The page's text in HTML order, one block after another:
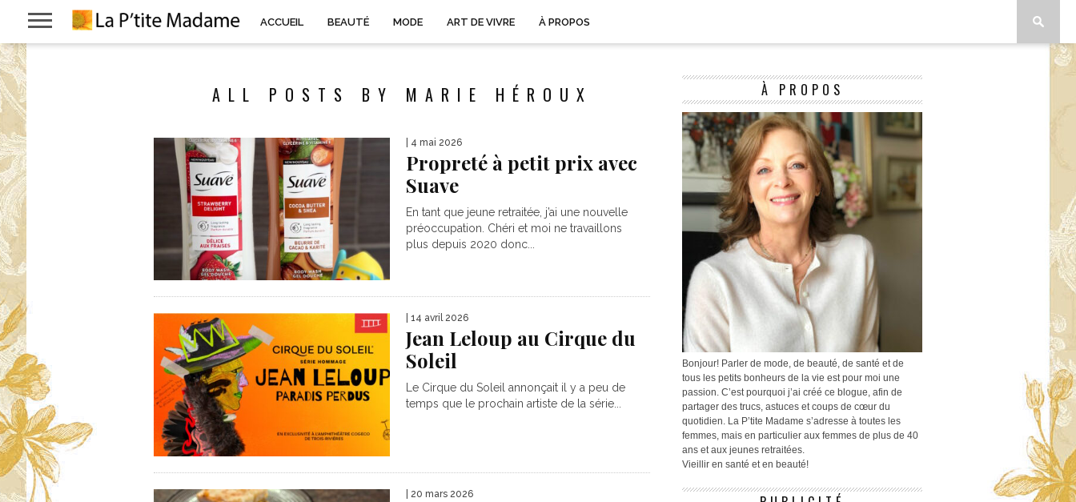
ACCUEIL BEAUTÉ MODE ART DE VIVRE À PROPOS
ALL POSTS BY MARIE HÉROUX
| 4 mai 2026
Propreté à petit prix avec
Suave
En tant que jeune retraitée, j’ai une nouvelle
préoccupation. Chéri et moi ne travaillons
plus depuis 2020 donc...
| 14 avril 2026
Jean Leloup au Cirque du
Soleil
Le Cirque du Soleil annonçait il y a peu de
temps que le prochain artiste de la série...
| 20 mars 2026
À PROPOS
Bonjour! Parler de mode, de beauté, de santé et de
tous les petits bonheurs de la vie est pour moi une
passion. C’est pourquoi j’ai créé ce blogue, afin de
partager des trucs, astuces et coups de cœur du
quotidien. La P’tite Madame s’adresse à toutes les
femmes, mais en particulier aux femmes de plus de 40
ans et aux jeunes retraitées.
Vieillir en santé et en beauté!